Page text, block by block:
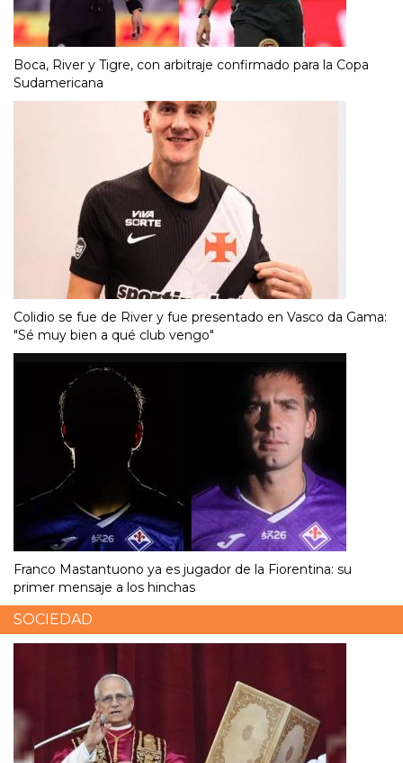
Boca, River y Tigre, con arbitraje confirmado para la Copa
Sudamericana
Colidio se fue de River y fue presentado en Vasco da Gama:
"Sé muy bien a qué club vengo"
Franco Mastantuono ya es jugador de la Fiorentina: su
primer mensaje a los hinchas
SOCIEDAD